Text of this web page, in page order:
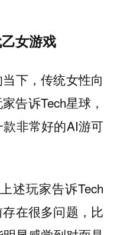
女游戏
下，传统女性向
告诉Tech星球，
非常好的AI游可
述玩家告诉Tech
在很多问题，比